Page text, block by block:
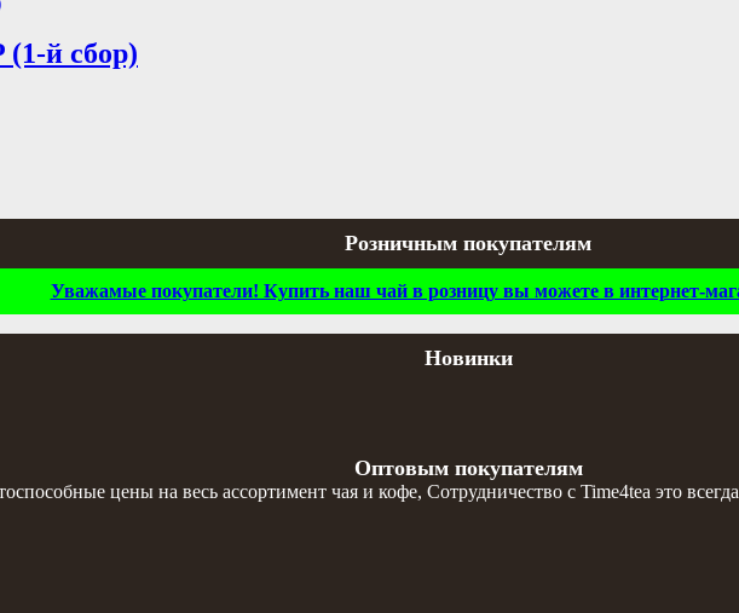
й сбор)
Розничным покупателям
Уважамые покупатели! Купить наш чай в розницу вы можете в интернет-
Новинки
Оптовым покупателям
цены на весь ассортимент чая и кофе, Сотрудничество с Time4tea это